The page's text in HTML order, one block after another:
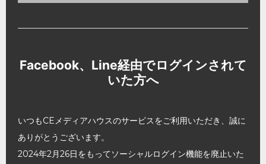
Facebook、Line経由でログインされて
いた方へ
いつもCEメディアハウスのサービスをご利用いただき、誠に
ありがとうございます。
2024年2月26日をもってソーシャルログイン機能を廃止いた